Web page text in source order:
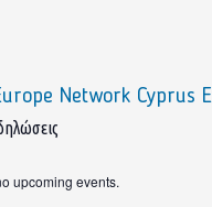
Network Cyprus
upcoming events.